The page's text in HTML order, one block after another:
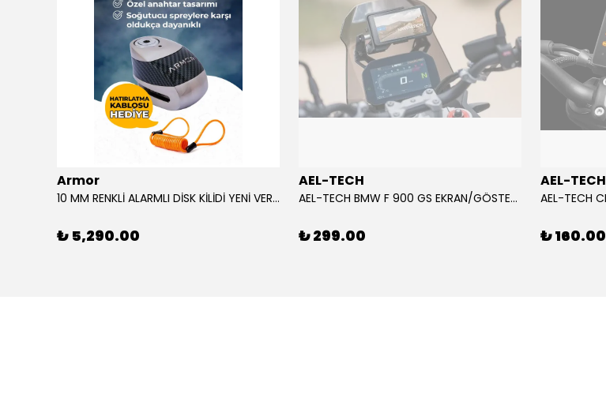
Armor
10 MM RENKLİ ALARMLI DİSK KİLİDİ YENİ VERSİYON
₺ 5,290.00
AEL-TECH
AEL-TECH BMW F 900 GS EKRAN/GÖSTERGE KORUYUCU 2024-2025
₺ 299.00
AEL-TECH
₺ 160.00